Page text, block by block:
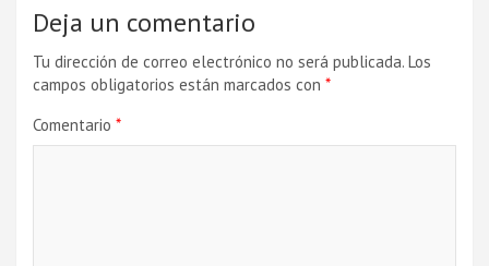
Deja un comentario
Tu dirección de correo electrónico no será publicada. Los
campos obligatorios están marcados con *
Comentario *